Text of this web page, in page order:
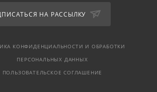
НА РАССЫЛКУ
КОНФИДЕНЦИАЛЬНОСТИ И ОБРАБОТКИ
ПЕРСОНАЛЬНЫХ ДАННЫХ
ПОЛЬЗОВАТЕЛЬСКОЕ СОГЛАШЕНИЕ